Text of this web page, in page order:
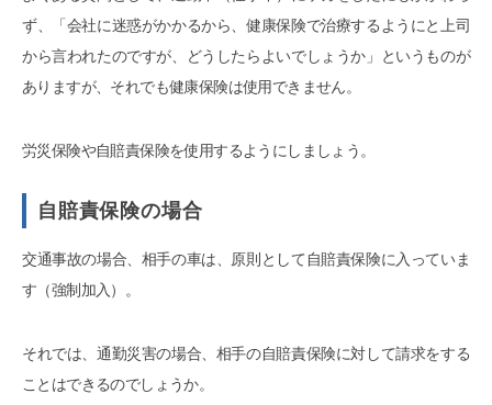
ず、「会社に迷惑がかかるから、健康保険で治療するようにと上司
から言われたのですが、どうしたらよいでしょうか」というものが
ありますが、それでも健康保険は使用できません。
労災保険や自賠責保険を使用するようにしましょう。
自賠責保険の場合
交通事故の場合、相手の車は、原則として自賠責保険に入っていま
す（強制加入）。
それでは、通勤災害の場合、相手の自賠責保険に対して請求をする
ことはできるのでしょうか。